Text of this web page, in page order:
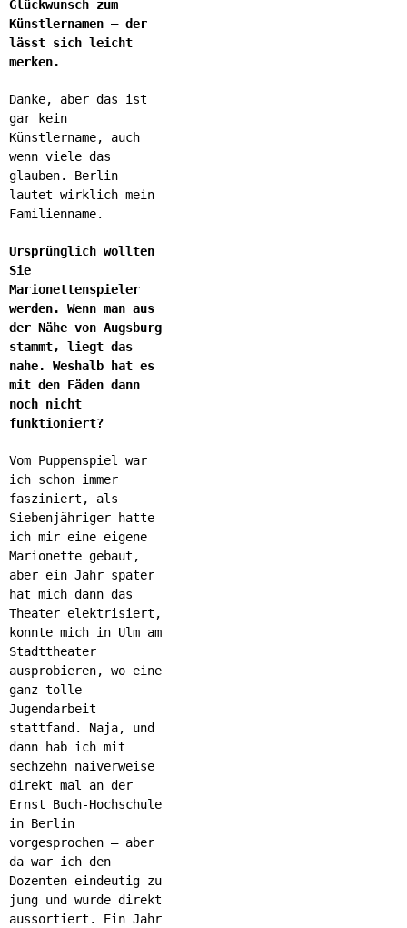
Glückwunsch zum
Künstlernamen – der
lässt sich leicht
merken.
Danke, aber das ist
gar kein
Künstlername, auch
wenn viele das
glauben. Berlin
lautet wirklich mein
Familienname.
Ursprünglich wollten
Sie
Marionettenspieler
werden. Wenn man aus
der Nähe von Augsburg
stammt, liegt das
nahe. Weshalb hat es
mit den Fäden dann
noch nicht
funktioniert?
Vom Puppenspiel war
ich schon immer
fasziniert, als
Siebenjähriger hatte
ich mir eine eigene
Marionette gebaut,
aber ein Jahr später
hat mich dann das
Theater elektrisiert,
konnte mich in Ulm am
Stadttheater
ausprobieren, wo eine
ganz tolle
Jugendarbeit
stattfand. Naja, und
dann hab ich mit
sechzehn naiverweise
direkt mal an der
Ernst Buch-Hochschule
in Berlin
vorgesprochen – aber
da war ich den
Dozenten eindeutig zu
jung und wurde direkt
aussortiert. Ein Jahr